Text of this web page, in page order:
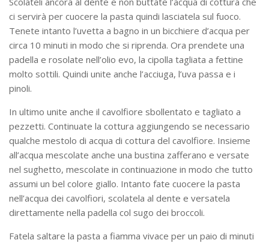
ci servirà per cuocere la pasta quindi lasciatela sul fuoco.
Tenete intanto l’uvetta a bagno in un bicchiere d’acqua per
circa 10 minuti in modo che si riprenda. Ora prendete una
padella e rosolate nell’olio evo, la cipolla tagliata a fettine
molto sottili. Quindi unite anche l’acciuga, l’uva passa e i
pinoli.
In ultimo unite anche il cavolfiore sbollentato e tagliato a
pezzetti. Continuate la cottura aggiungendo se necessario
qualche mestolo di acqua di cottura del cavolfiore. Insieme
all’acqua mescolate anche una bustina zafferano e versate
nel sughetto, mescolate in continuazione in modo che tutto
assumi un bel colore giallo. Intanto fate cuocere la pasta
nell’acqua dei cavolfiori, scolatela al dente e versatela
direttamente nella padella col sugo dei broccoli.
Fatela saltare la pasta a fiamma vivace per un paio di minuti